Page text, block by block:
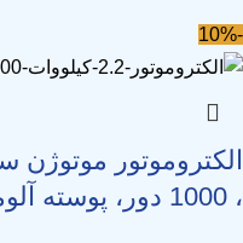
-10%
، 1000 دور، پوسته آلومینیوم